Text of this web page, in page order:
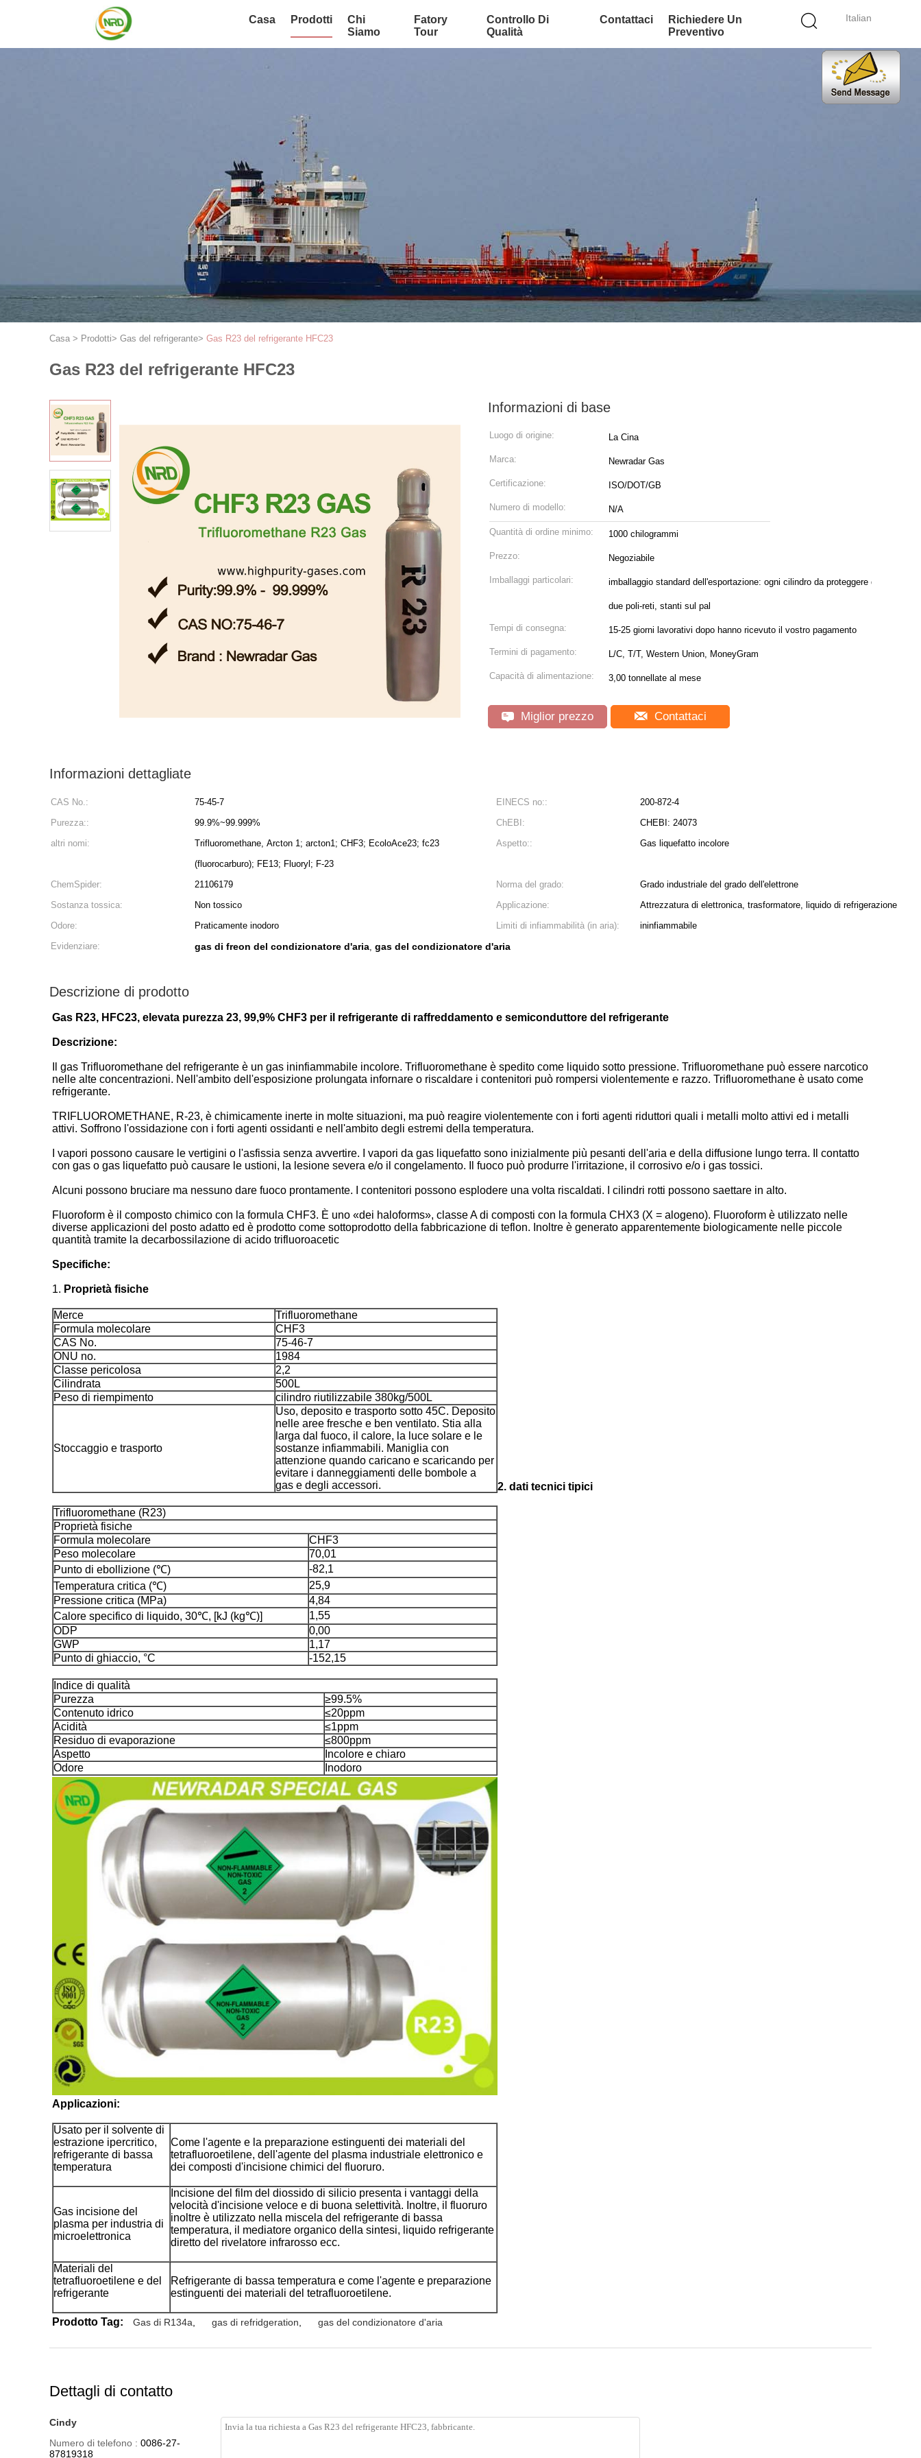
Italian
Casa Prodotti
Chi
Siamo
Fatory
Tour
Controllo Di
Qualità
Contattaci
Richiedere Un
Preventivo
Casa > Prodotti> Gas del refrigerante> Gas R23 del refrigerante HFC23
Gas R23 del refrigerante HFC23
Informazioni di base
Luogo di origine: La Cina
Marca: Newradar Gas
Certificazione: ISO/DOT/GB
Numero di modello: N/A
Quantità di ordine minimo: 1000 chilogrammi
Prezzo: Negoziabile
Imballaggi particolari: imballaggio standard dell'esportazione: ogni cilindro da proteggere da
due poli-reti, stanti sul pal
Tempi di consegna: 15-25 giorni lavorativi dopo hanno ricevuto il vostro pagamento
Termini di pagamento: L/C, T/T, Western Union, MoneyGram
Capacità di alimentazione: 3,00 tonnellate al mese
Miglior prezzo Contattaci
Informazioni dettagliate
CAS No.: 75-45-7 EINECS no::
200-872-4
Purezza::
99.9%~99.999% ChEBI:
CHEBI: 24073
altri nomi:
Trifluoromethane, Arcton 1; arcton1; CHF3; EcoloAce23; fc23
(fluorocarburo); FE13; Fluoryl; F-23
Aspetto:: Gas liquefatto incolore
ChemSpider: 21106179 Norma del grado:
Grado industriale del grado dell'elettrone
Sostanza tossica:
Non tossico Applicazione:
Attrezzatura di elettronica, trasformatore, liquido di refrigerazione
Odore:
Praticamente inodoro Limiti di infiammabilità (in aria):
ininfiammabile
Evidenziare:
gas di freon del condizionatore d'aria, gas del condizionatore d'aria
Descrizione di prodotto
Gas R23, HFC23, elevata purezza 23, 99,9% CHF3 per il refrigerante di raffreddamento e semiconduttore del refrigerante
Descrizione:
Il gas Trifluoromethane del refrigerante è un gas ininfiammabile incolore. Trifluoromethane è spedito come liquido sotto pressione. Trifluoromethane può essere narcotico
nelle alte concentrazioni. Nell'ambito dell'esposizione prolungata infornare o riscaldare i contenitori può rompersi violentemente e razzo. Trifluoromethane è usato come
refrigerante.
TRIFLUOROMETHANE, R-23, è chimicamente inerte in molte situazioni, ma può reagire violentemente con i forti agenti riduttori quali i metalli molto attivi ed i metalli
attivi. Soffrono l'ossidazione con i forti agenti ossidanti e nell'ambito degli estremi della temperatura.
I vapori possono causare le vertigini o l'asfissia senza avvertire. I vapori da gas liquefatto sono inizialmente più pesanti dell'aria e della diffusione lungo terra. Il contatto
con gas o gas liquefatto può causare le ustioni, la lesione severa e/o il congelamento. Il fuoco può produrre l'irritazione, il corrosivo e/o i gas tossici.
Alcuni possono bruciare ma nessuno dare fuoco prontamente. I contenitori possono esplodere una volta riscaldati. I cilindri rotti possono saettare in alto.
Fluoroform è il composto chimico con la formula CHF3. È uno «dei haloforms», classe A di composti con la formula CHX3 (X = alogeno). Fluoroform è utilizzato nelle
diverse applicazioni del posto adatto ed è prodotto come sottoprodotto della fabbricazione di teflon. Inoltre è generato apparentemente biologicamente nelle piccole
quantità tramite la decarbossilazione di acido trifluoroacetic
Specifiche:
1. Proprietà fisiche
Merce
Trifluoromethane
Formula molecolare
CHF3
CAS No.
75-46-7
ONU no.
1984
Classe pericolosa
2,2
Cilindrata
500L
Peso di riempimento
cilindro riutilizzabile 380kg/500L
Stoccaggio e trasporto
Uso, deposito e trasporto sotto 45C. Deposito
nelle aree fresche e ben ventilato. Stia alla
larga dal fuoco, il calore, la luce solare e le
sostanze infiammabili. Maniglia con
attenzione quando caricano e scaricando per
evitare i danneggiamenti delle bombole a
gas e degli accessori.
2. dati tecnici tipici
Trifluoromethane (R23)
Proprietà fisiche
Formula molecolare
CHF3
Peso molecolare
70,01
Punto di ebollizione (℃)
-82,1
Temperatura critica (℃)
25,9
Pressione critica (MPa)
4,84
Calore specifico di liquido, 30℃, [kJ (kg℃)]
1,55
ODP
0,00
GWP
1,17
Punto di ghiaccio, °C
-152,15
Indice di qualità
Purezza
≥99.5%
Contenuto idrico
≤20ppm
Acidità
≤1ppm
Residuo di evaporazione
≤800ppm
Aspetto
Incolore e chiaro
Odore
Inodoro
Applicazioni:
Usato per il solvente di
estrazione ipercritico,
refrigerante di bassa
temperatura
Come l'agente e la preparazione estinguenti dei materiali del
tetrafluoroetilene, dell'agente del plasma industriale elettronico e
dei composti d'incisione chimici del fluoruro.
Gas incisione del
plasma per industria di
microelettronica
Incisione del film del diossido di silicio presenta i vantaggi della
velocità d'incisione veloce e di buona selettività. Inoltre, il fluoruro
inoltre è utilizzato nella miscela del refrigerante di bassa
temperatura, il mediatore organico della sintesi, liquido refrigerante
diretto del rivelatore infrarosso ecc.
Materiali del
tetrafluoroetilene e del
refrigerante
Refrigerante di bassa temperatura e come l'agente e preparazione
estinguenti dei materiali del tetrafluoroetilene.
Prodotto Tag: Gas di R134a gas di refridgeration gas del condizionatore d'aria
Dettagli di contatto
Cindy
Numero di telefono : 0086-27-
87819318